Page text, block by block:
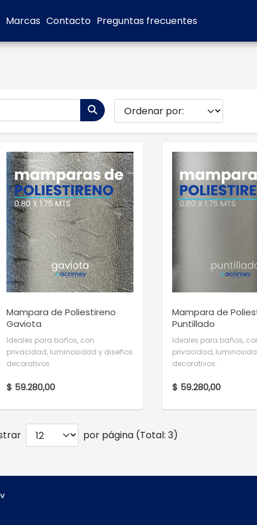
Marcas Contacto Preguntas frecuentes
Mampara de Poliestireno
Gaviota
Ideales para baños, con
privacidad, luminosidad y diseños
decorativos.
$ 59.280,00
Mampara de
Puntillado
Ideales para baños,
privacidad,
decorativos.
$ 59.280,00
por página (Total: 3)